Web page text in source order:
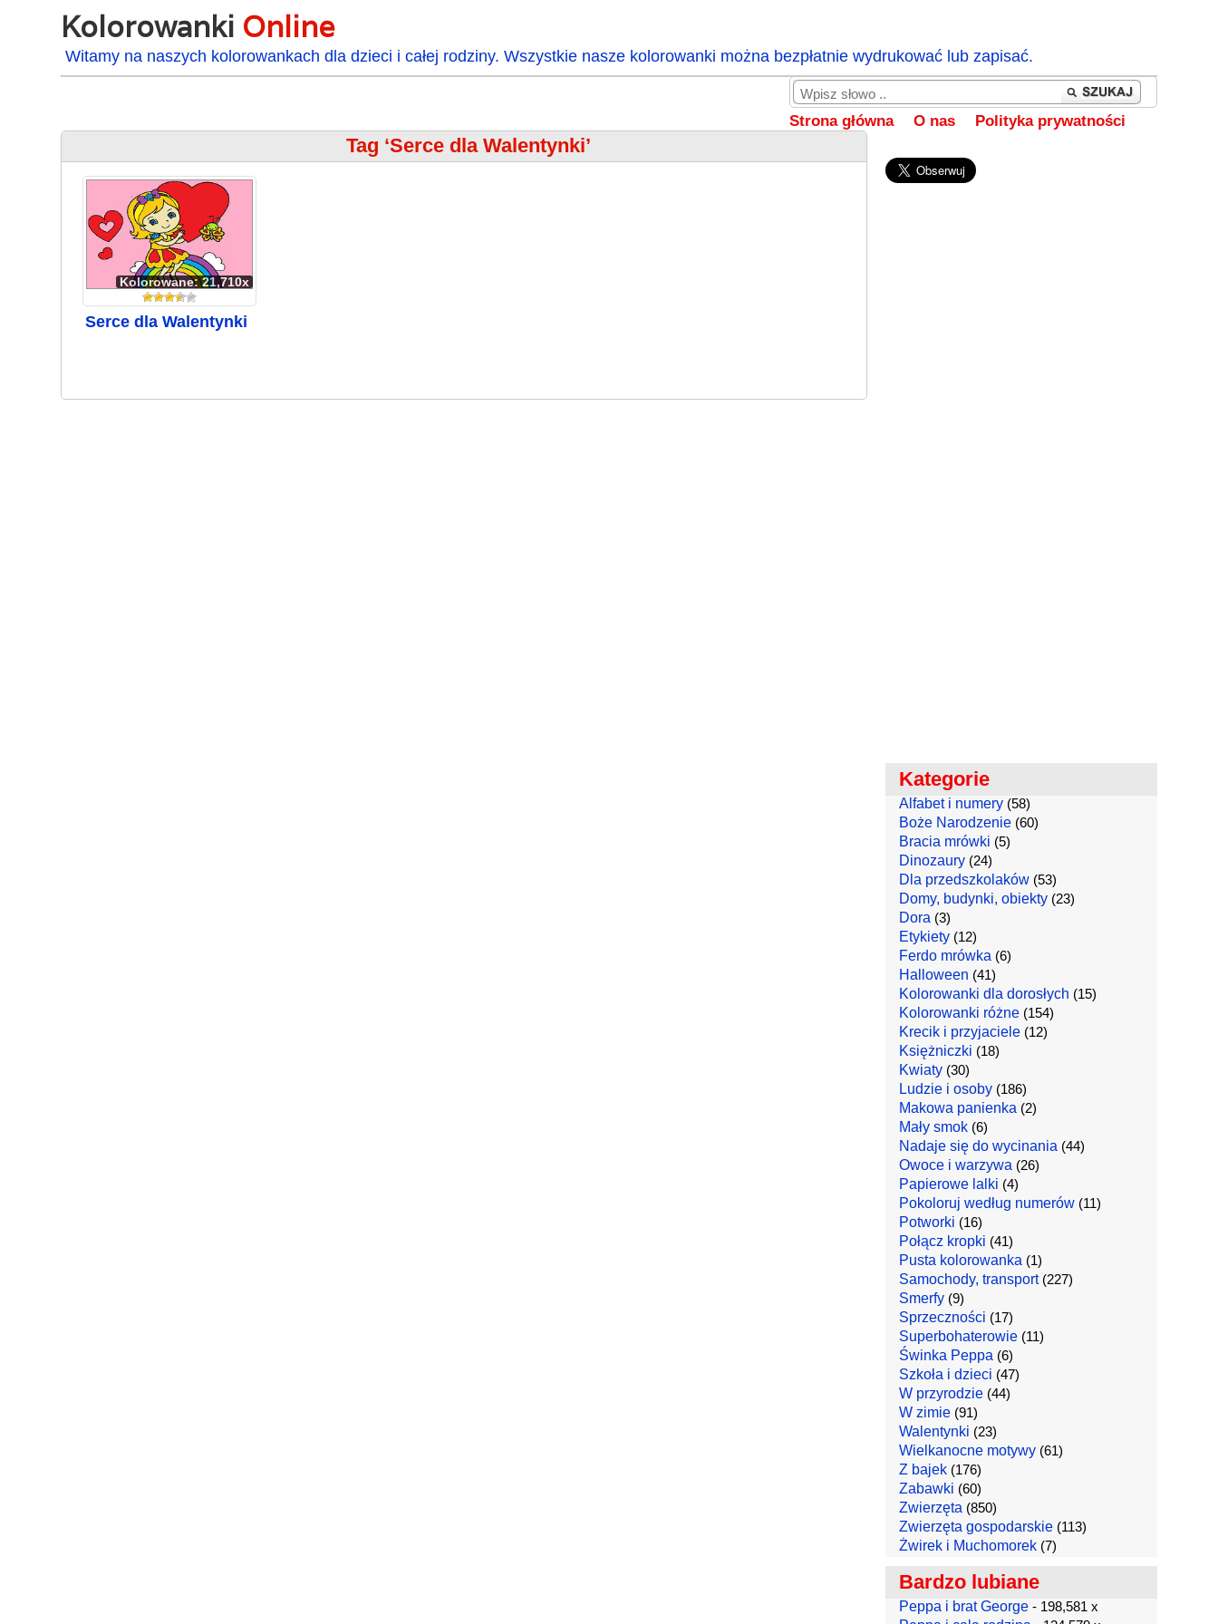
Kolorowanki Online
Witamy na naszych kolorowankach dla dzieci i całej rodziny. Wszystkie nasze kolorowanki można bezpłatnie wydrukować lub zapisać.
Strona główna O nas Polityka prywatności
Tag ‘Serce dla Walentynki’
Kolorowane: 21,710x
Serce dla Walentynki
Kategorie
Alfabet i numery(58)
Boże Narodzenie(60)
Bracia mrówki (5)
Dinozaury(24)
Dla przedszkolaków(53)
Domy, budynki, obiekty(23)
Dora (3)
Etykiety(12)
Ferdo mrówka (6)
Halloween (41)
Kolorowanki dla dorosłych (15)
Kolorowanki różne(154)
Krecik i przyjaciele(12)
Księżniczki (18)
Kwiaty(30)
Ludzie i osoby(186)
Makowa panienka (2)
Mały smok(6)
Nadaje się do wycinania (44)
Owoce i warzywa (26)
Papierowe lalki (4)
Pokoloruj według numerów(11)
Potworki (16)
Połącz kropki (41)
Pusta kolorowanka (1)
Samochody, transport(227)
Smerfy(9)
Sprzeczności (17)
Superbohaterowie(11)
Świnka Peppa (6)
Szkoła i dzieci (47)
W przyrodzie(44)
W zimie(91)
Walentynki (23)
Wielkanocne motywy(61)
Z bajek(176)
Zabawki (60)
Zwierzęta (850)
Zwierzęta gospodarskie(113)
Żwirek i Muchomorek(7)
Bardzo lubiane
Peppa i brat George- 198,581 x